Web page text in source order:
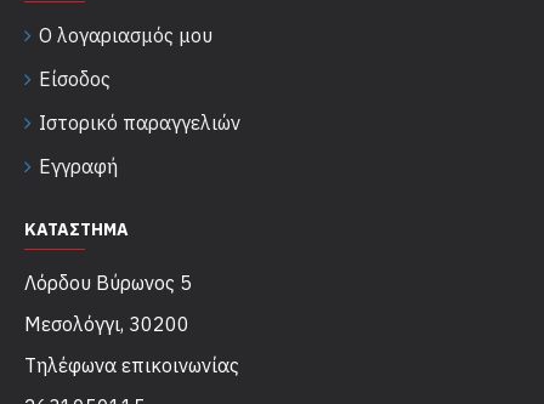
Ο λογαριασμός μου
Είσοδος
Ιστορικό παραγγελιών
Εγγραφή
ΚΑΤΑΣΤΗΜΑ
Λόρδου Βύρωνος 5
Μεσολόγγι, 30200
Τηλέφωνα επικοινωνίας